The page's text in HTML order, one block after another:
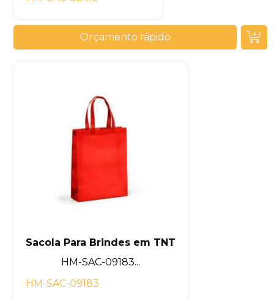
Orçamento rápido
Sacola Para Brindes em TNT
HM-SAC-09183...
HM-SAC-09183